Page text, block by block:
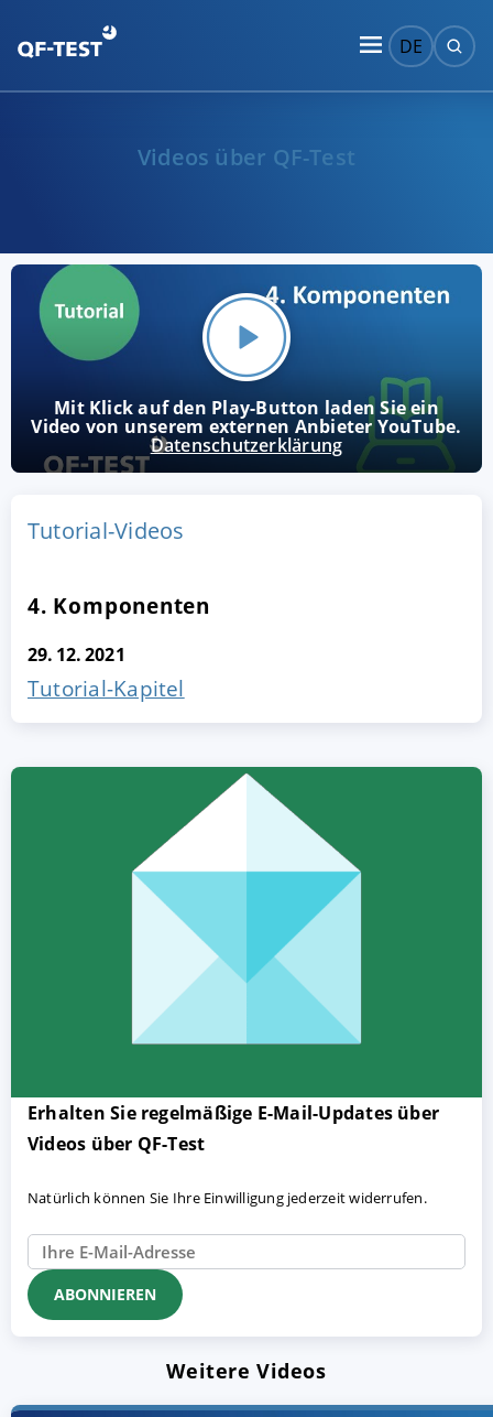
DE
Videos über QF-Test
Mit Klick auf den Play-Button laden Sie ein
Video von unserem externen Anbieter YouTube.
Datenschutzerklärung
Tutorial-Videos
4. Komponenten
29. 12. 2021
Tutorial-Kapitel
Erhalten Sie regelmäßige E-Mail-Updates über
Videos über QF-Test
Natürlich können Sie Ihre Einwilligung jederzeit widerrufen.
Weitere Videos
Datenschutz